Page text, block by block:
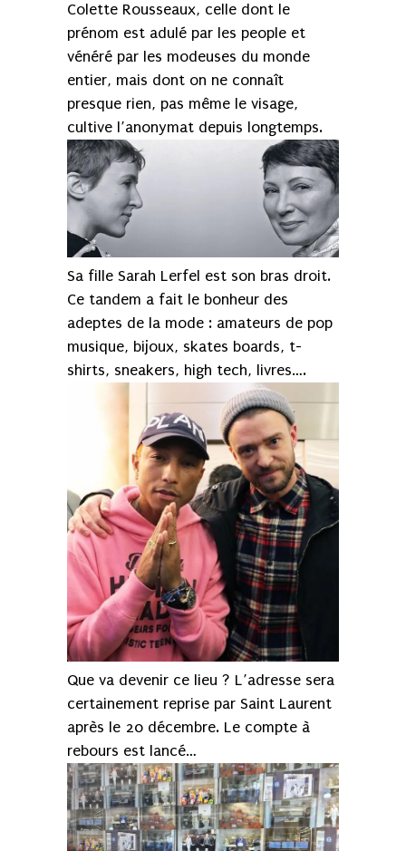
Colette Rousseaux, celle dont le
prénom est adulé par les people et
vénéré par les modeuses du monde
entier, mais dont on ne connaît
presque rien, pas même le visage,
cultive l’anonymat depuis longtemps.
Sa fille Sarah Lerfel est son bras droit.
Ce tandem a fait le bonheur des
adeptes de la mode : amateurs de pop
musique, bijoux, skates boards, t-
shirts, sneakers, high tech, livres….
Que va devenir ce lieu ? L’adresse sera
certainement reprise par Saint Laurent
après le 20 décembre. Le compte à
rebours est lancé…